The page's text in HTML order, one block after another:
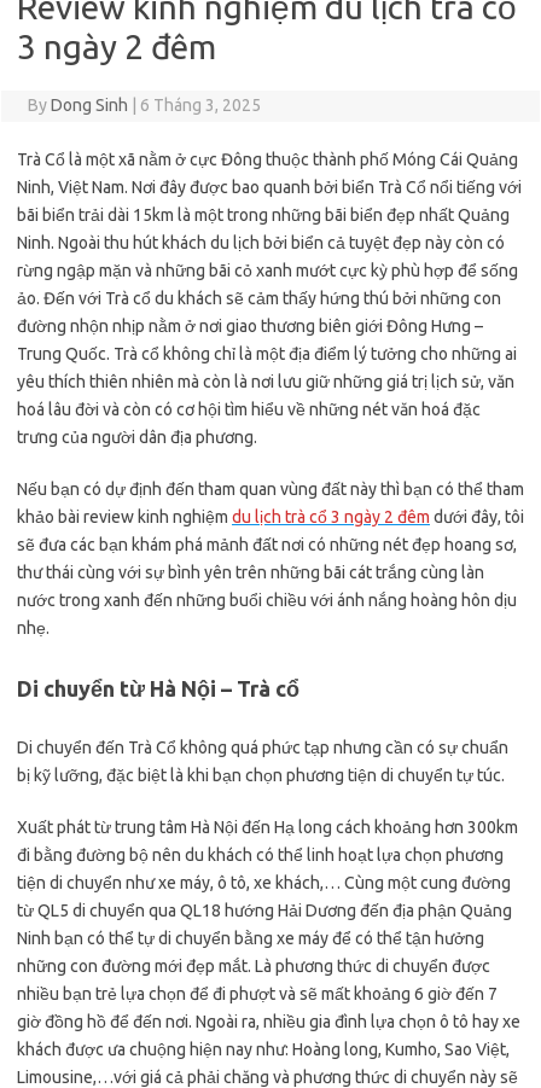
3 ngày 2 đêm
ByDong Sinh 6 Tháng 3, 2025
Trà Cổ là một xã nằm ở cực Đông thuộc thành phố Móng Cái Quảng
Ninh, Việt Nam. Nơi đây được bao quanh bởi biển Trà Cổ nổi tiếng với
bãi biển trải dài 15km là một trong những bãi biển đẹp nhất Quảng
Ninh. Ngoài thu hút khách du lịch bởi biển cả tuyệt đẹp này còn có
rừng ngập mặn và những bãi cỏ xanh mướt cực kỳ phù hợp để sống
ảo. Đến với Trà cổ du khách sẽ cảm thấy hứng thú bởi những con
đường nhộn nhịp nằm ở nơi giao thương biên giới Đông Hưng –
Trung Quốc. Trà cổ không chỉ là một địa điểm lý tưởng cho những ai
yêu thích thiên nhiên mà còn là nơi lưu giữ những giá trị lịch sử, văn
hoá lâu đời và còn có cơ hội tìm hiểu về những nét văn hoá đặc
trưng của người dân địa phương.
Nếu bạn có dự định đến tham quan vùng đất này thì bạn có thể tham
khảo bài review kinh nghiệm du lịch trà cổ 3 ngày 2 đêm dưới đây, tôi
sẽ đưa các bạn khám phá mảnh đất nơi có những nét đẹp hoang sơ,
thư thái cùng với sự bình yên trên những bãi cát trắng cùng làn
nước trong xanh đến những buổi chiều với ánh nắng hoàng hôn dịu
nhẹ.
Di chuyển từ Hà Nội – Trà cổ
Di chuyển đến Trà Cổ không quá phức tạp nhưng cần có sự chuẩn
bị kỹ lưỡng, đặc biệt là khi bạn chọn phương tiện di chuyển tự túc.
Xuất phát từ trung tâm Hà Nội đến Hạ long cách khoảng hơn 300km
đi bằng đường bộ nên du khách có thể linh hoạt lựa chọn phương
tiện di chuyển như xe máy, ô tô, xe khách,… Cùng một cung đường
từ QL5 di chuyển qua QL18 hướng Hải Dương đến địa phận Quảng
Ninh bạn có thể tự di chuyển bằng xe máy để có thể tận hưởng
những con đường mới đẹp mắt. Là phương thức di chuyển được
nhiều bạn trẻ lựa chọn để đi phượt và sẽ mất khoảng 6 giờ đến 7
giờ đồng hồ để đến nơi. Ngoài ra, nhiều gia đình lựa chọn ô tô hay xe
khách được ưa chuộng hiện nay như: Hoàng long, Kumho, Sao Việt,
Limousine,…với giá cả phải chăng và phương thức di chuyển này sẽ